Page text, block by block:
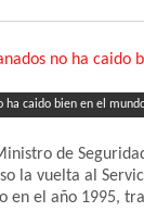
ha caido bien en el
de
la vuelta al
en el año 1995,